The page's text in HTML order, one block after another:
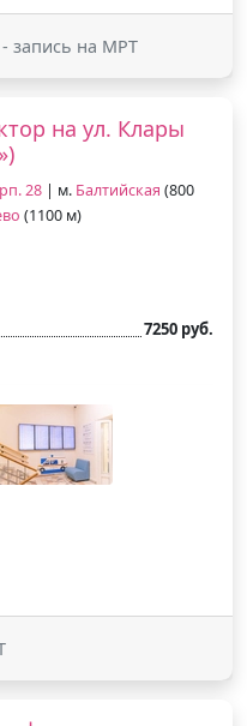
- запись на МРТ
на ул. Клары
28 | м. Балтийская (800
(1100 м)
7250 руб.